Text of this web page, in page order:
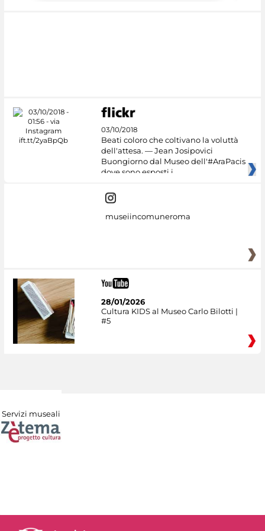
03/10/2018
Beati coloro che coltivano la voluttà
dell'attesa. — Jean Josipovici
Buongiorno dal Museo dell'#AraPacis
dove sono esposti i
museiincomuneroma
28/01/2026
Cultura KIDS al Museo Carlo Bilotti |
#5
Servizi museali